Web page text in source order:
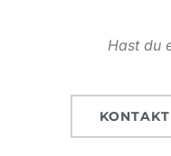
Hast du